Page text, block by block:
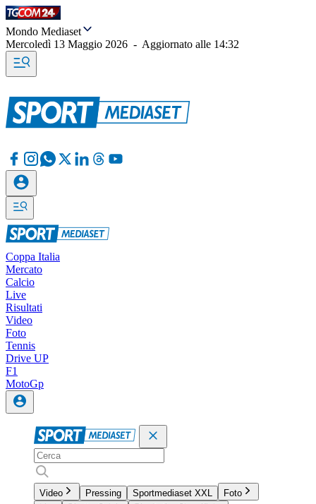
Mondo Mediaset
Mercoledì 13 Maggio 2026 - Aggiornato alle 14:32
Coppa Italia
Mercato
Calcio
Live
Risultati
Video
Foto
Tennis
Drive UP
F1
MotoGp
Video Pressing Sportmediaset XXL
Foto